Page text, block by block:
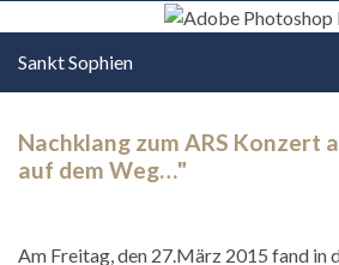
Sankt Sophien
Nachklang zum ARS Konzert
auf dem Weg…"
Am Freitag, den 27.März 2015 fand in